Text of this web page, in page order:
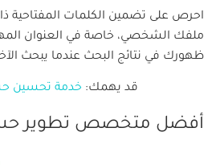
احرص على تضمين الكلمات المفتاحية
ملفك الشخصي، خاصة في العنوان
ظهورك في نتائج البحث عندما يبحث
قد يهمك: خدمة تحسين
أفضل متخصص تطوير